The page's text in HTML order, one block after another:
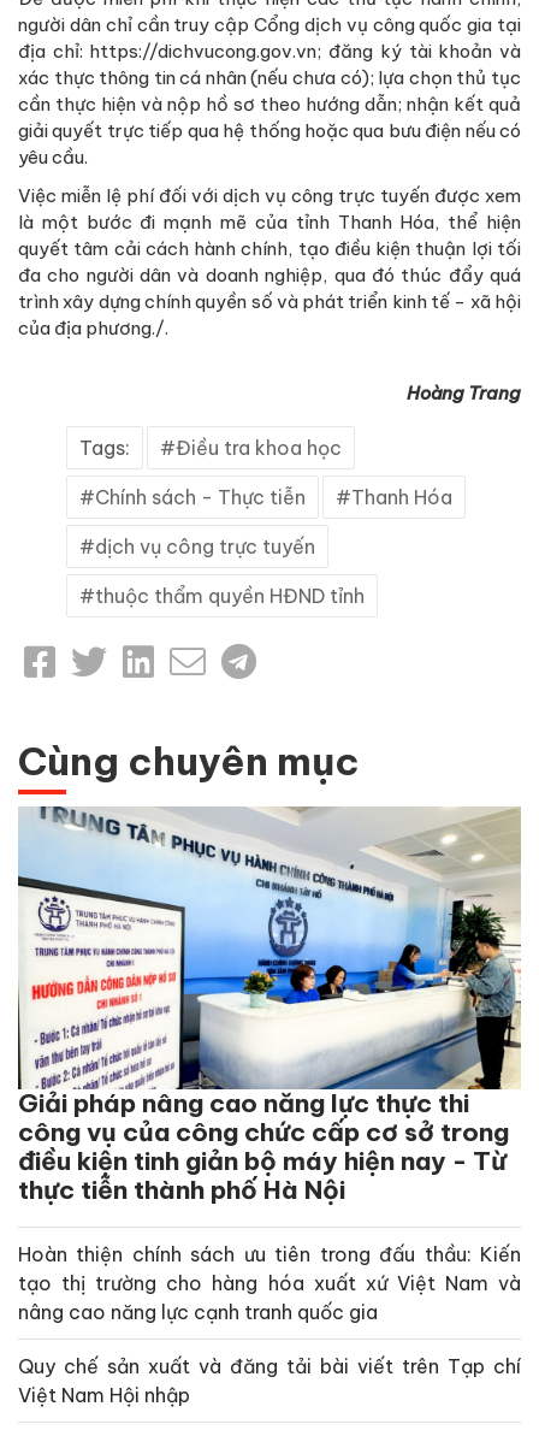
người dân chỉ cần truy cập Cổng dịch vụ công quốc gia tại
địa chỉ: https://dichvucong.gov.vn; đăng ký tài khoản và
xác thực thông tin cá nhân (nếu chưa có); lựa chọn thủ tục
cần thực hiện và nộp hồ sơ theo hướng dẫn; nhận kết quả
giải quyết trực tiếp qua hệ thống hoặc qua bưu điện nếu có
yêu cầu.
Việc miễn lệ phí đối với dịch vụ công trực tuyến được xem
là một bước đi mạnh mẽ của tỉnh Thanh Hóa, thể hiện
quyết tâm cải cách hành chính, tạo điều kiện thuận lợi tối
đa cho người dân và doanh nghiệp, qua đó thúc đẩy quá
trình xây dựng chính quyền số và phát triển kinh tế - xã hội
của địa phương./.
Hoàng Trang
Tags: Điều tra khoa học
Chính sách - Thực tiễn Thanh Hóa
dịch vụ công trực tuyến
thuộc thẩm quyền HĐND tỉnh
Cùng chuyên mục
Giải pháp nâng cao năng lực thực thi
công vụ của công chức cấp cơ sở trong
điều kiện tinh giản bộ máy hiện nay - Từ
thực tiễn thành phố Hà Nội
Hoàn thiện chính sách ưu tiên trong đấu thầu: Kiến
tạo thị trường cho hàng hóa xuất xứ Việt Nam và
nâng cao năng lực cạnh tranh quốc gia
Quy chế sản xuất và đăng tải bài viết trên Tạp chí
Việt Nam Hội nhập